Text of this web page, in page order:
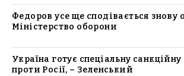
Федоров усе ще сподівається знову
Міністерство оборони
Україна готує спеціальну
проти Росії, – Зеленський